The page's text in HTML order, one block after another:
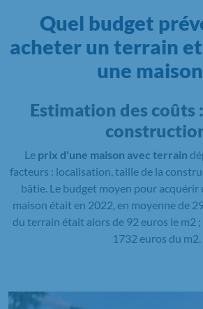
Quel budget
acheter un terrain
une
Estimation des coûts
Le prix d'une maison avec terrain
facteurs : localisation, taille de la
bâtie. Le budget moyen pour acquérir
maison était en 2022, en moyenne de
du terrain était alors de 92 euros le m2
1732 euros du m2.